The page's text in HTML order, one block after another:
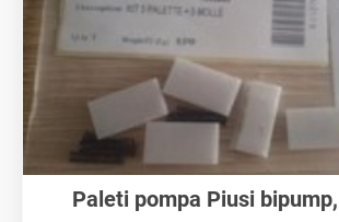
Paleti pompa Piusi